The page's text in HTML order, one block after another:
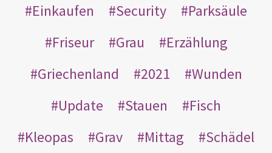
Einkaufen
Security
Parksäule
Friseur
Grau
Erzählung
Griechenland
2021
Wunden
Update
Stauen
Fisch
Kleopas
Grav Mittag Schädel